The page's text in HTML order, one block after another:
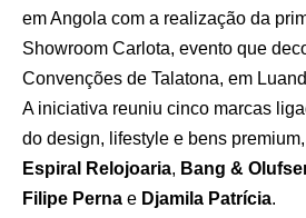
em Angola com a realização da
Showroom Carlota, evento que
Convenções de Talatona, em
A iniciativa reuniu cinco marcas
do design, lifestyle e bens
Espiral Relojoaria, Bang &
Filipe Perna e Djamila Patrícia.